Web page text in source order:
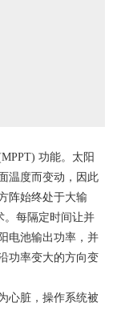
功能。太阳
温度而变动，因此
阵始终处于大输
。每隔定时间让并
电池输出功率，并
功率变大的方向变
脏，操作系统被